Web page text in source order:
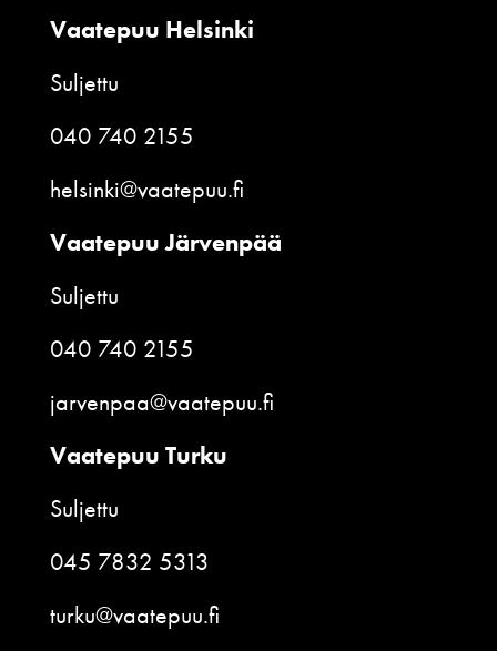
Vaatepuu Helsinki
Suljettu
040 740 2155
helsinki@vaatepuu.fi
Vaatepuu Järvenpää
Suljettu
040 740 2155
jarvenpaa@vaatepuu.fi
Vaatepuu Turku
Suljettu
045 7832 5313
turku@vaatepuu.fi